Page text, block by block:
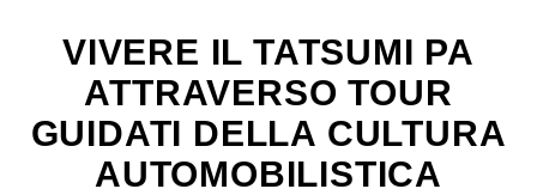
VIVERE IL TATSUMI PA
ATTRAVERSO TOUR
GUIDATI DELLA CULTURA
AUTOMOBILISTICA